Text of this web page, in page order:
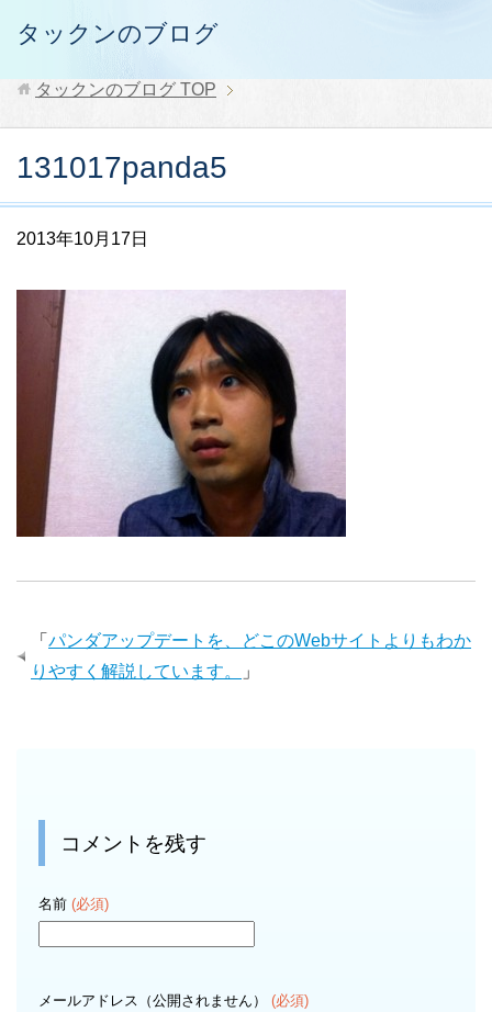
タックンのブログ
タックンのブログ TOP
131017panda5
2013年10月17日
「 パンダアップデートを、どこのWebサイトよりもわか
りやすく解説しています。
」
コメントを残す
名前 (必須)
メールアドレス（公開されません） (必須)